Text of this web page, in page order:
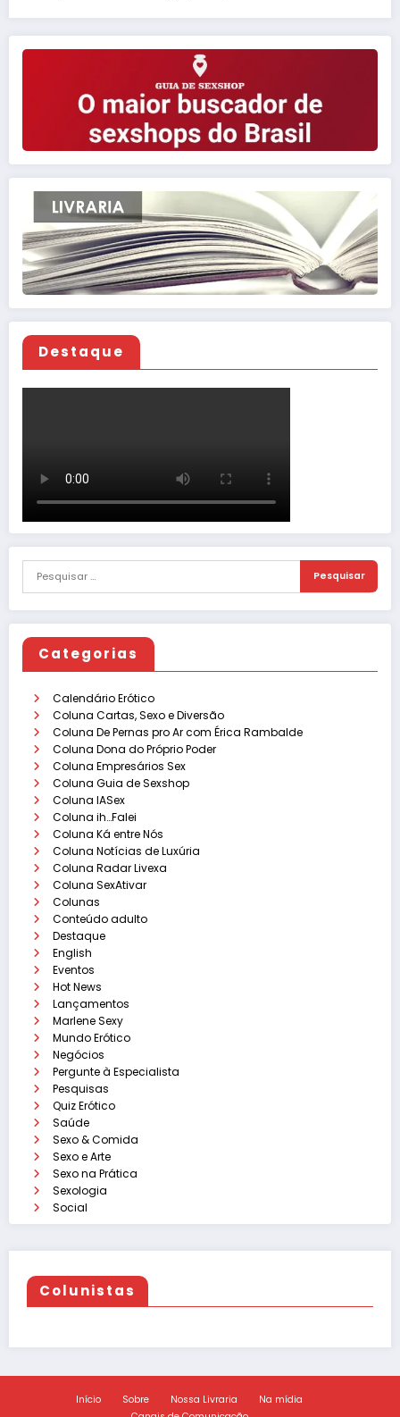
Destaque
Categorias
Calendário Erótico
Coluna Cartas, Sexo e Diversão
Coluna De Pernas pro Ar com Érica Rambalde
Coluna Dona do Próprio Poder
Coluna Empresários Sex
Coluna Guia de Sexshop
Coluna IASex
Coluna ih…Falei
Coluna Ká entre Nós
Coluna Notícias de Luxúria
Coluna Radar Livexa
Coluna SexAtivar
Colunas
Conteúdo adulto
Destaque
English
Eventos
Hot News
Lançamentos
Marlene Sexy
Mundo Erótico
Negócios
Pergunte à Especialista
Pesquisas
Quiz Erótico
Saúde
Sexo & Comida
Sexo e Arte
Sexo na Prática
Sexologia
Social
Colunistas
Início Sobre Nossa Livraria
Na mídia